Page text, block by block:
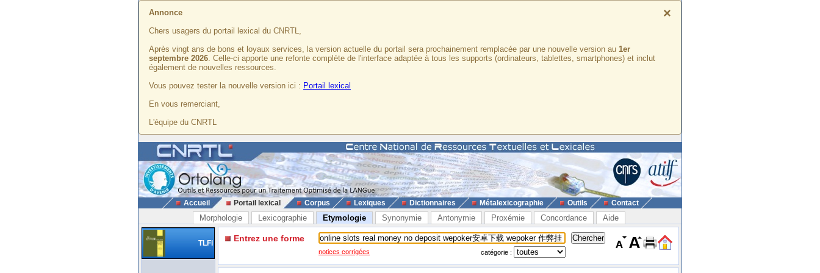
×
Annonce
Chers usagers du portail lexical du CNRTL,
Après vingt ans de bons et loyaux services, la version actuelle du portail sera prochainement remplacée par une nouvelle version au 1er
septembre 2026. Celle-ci apporte une refonte complète de l'interface adaptée à tous les supports (ordinateurs, tablettes, smartphones) et inclut
également de nouvelles ressources.
Vous pouvez tester la nouvelle version ici : Portail lexical
En vous remerciant,
L'équipe du CNRTL
Accueil Portail lexical Corpus Lexiques Dictionnaires Métalexicographie Outils Contact
Morphologie Lexicographie Etymologie Synonymie Antonymie Proxémie Concordance Aide
TLFi Entrez une forme
notices corrigées catégorie :